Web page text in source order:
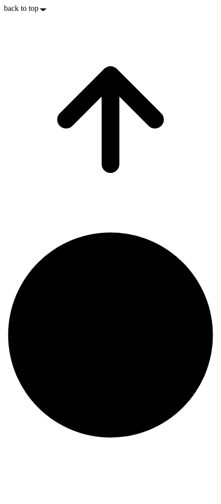
back to top